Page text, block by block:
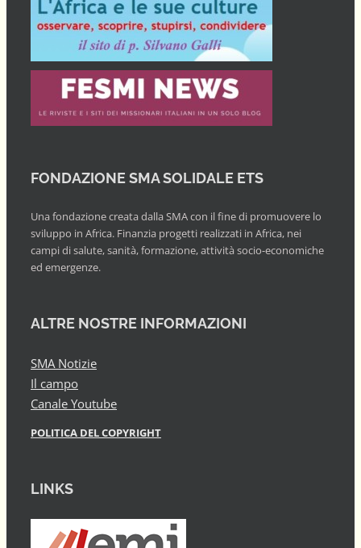
FONDAZIONE SMA SOLIDALE ETS
Una fondazione creata dalla SMA con il fine di promuovere lo
sviluppo in Africa. Finanzia progetti realizzati in Africa, nei
campi di salute, sanità, formazione, attività socio-economiche
ed emergenze.
ALTRE NOSTRE INFORMAZIONI
SMA Notizie
Il campo
Canale Youtube
POLITICA DEL COPYRIGHT
LINKS